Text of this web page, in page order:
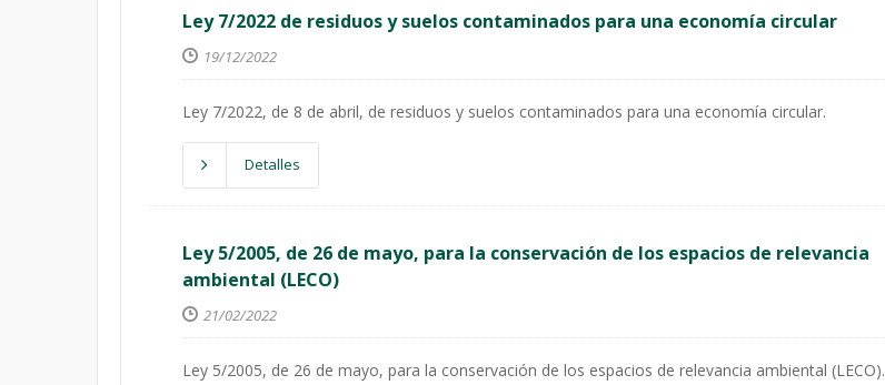
Ley 7/2022 de residuos y suelos contaminados para una economía circular
19/12/2022
Ley 7/2022, de 8 de abril, de residuos y suelos contaminados para una economía circular.
Detalles
Ley 5/2005, de 26 de mayo, para la conservación de los espacios de relevancia
ambiental (LECO)
21/02/2022
Ley 5/2005, de 26 de mayo, para la conservación de los espacios de relevancia ambiental (LECO).